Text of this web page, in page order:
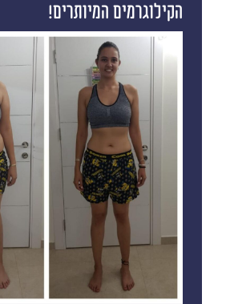
הקילוגרמים המיותרים!